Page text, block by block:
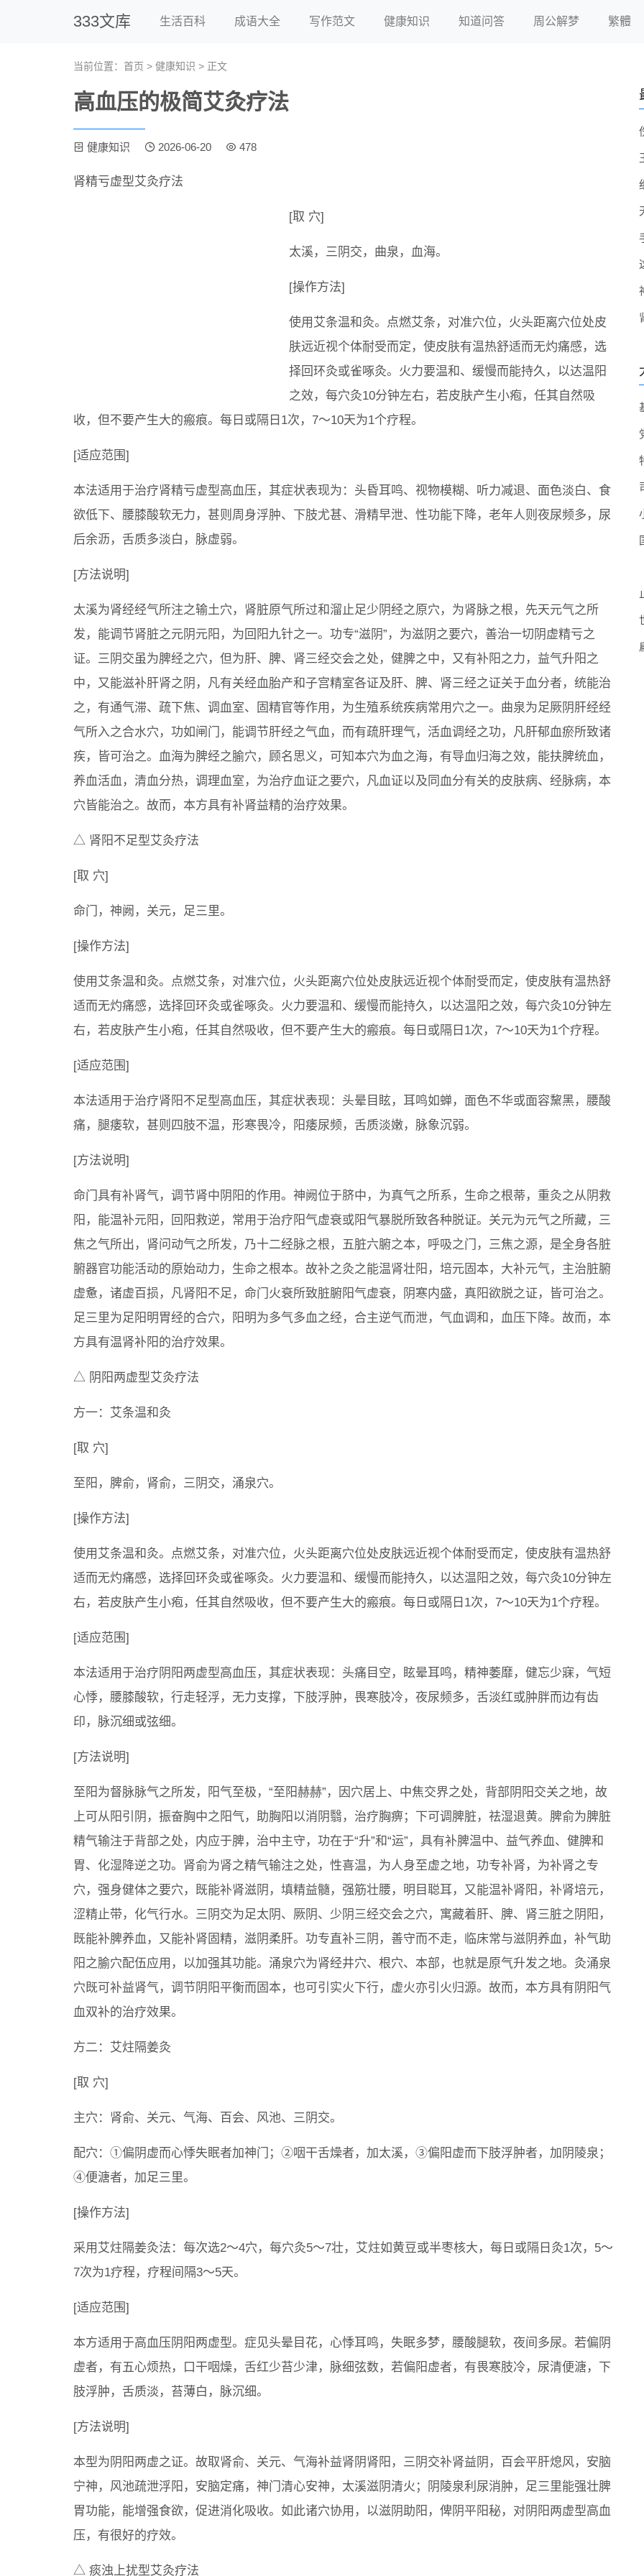
333文库 生活百科 成语大全 写作范文 健康知识 知道问答 周公解梦 繁體
当前位置： 首页 > 健康知识 > 正文
高血压的极简艾灸疗法
健康知识 2026-06-20 478
肾精亏虚型艾灸疗法
[取 穴]
太溪，三阴交，曲泉，血海。
[操作方法]
使用艾条温和灸。点燃艾条，对准穴位，火头距离穴位处皮
肤远近视个体耐受而定，使皮肤有温热舒适而无灼痛感，选
择回环灸或雀啄灸。火力要温和、缓慢而能持久，以达温阳
之效，每穴灸10分钟左右，若皮肤产生小疱，任其自然吸
收，但不要产生大的瘢痕。每日或隔日1次，7～10天为1个疗程。
[适应范围]
本法适用于治疗肾精亏虚型高血压，其症状表现为：头昏耳鸣、视物模糊、听力减退、面色淡白、食
欲低下、腰膝酸软无力，甚则周身浮肿、下肢尤甚、滑精早泄、性功能下降，老年人则夜尿频多，尿
后余沥，舌质多淡白，脉虚弱。
[方法说明]
太溪为肾经经气所注之输土穴，肾脏原气所过和溜止足少阴经之原穴，为肾脉之根，先天元气之所
发，能调节肾脏之元阴元阳，为回阳九针之一。功专“滋阴”，为滋阴之要穴，善治一切阴虚精亏之
证。三阴交虽为脾经之穴，但为肝、脾、肾三经交会之处，健脾之中，又有补阳之力，益气升阳之
中，又能滋补肝肾之阴，凡有关经血胎产和子宫精室各证及肝、脾、肾三经之证关于血分者，统能治
之，有通气滞、疏下焦、调血室、固精官等作用，为生殖系统疾病常用穴之一。曲泉为足厥阴肝经经
气所入之合水穴，功如闸门，能调节肝经之气血，而有疏肝理气，活血调经之功，凡肝郁血瘀所致诸
疾，皆可治之。血海为脾经之腧穴，顾名思义，可知本穴为血之海，有导血归海之效，能扶脾统血，
养血活血，清血分热，调理血室，为治疗血证之要穴，凡血证以及同血分有关的皮肤病、经脉病，本
穴皆能治之。故而，本方具有补肾益精的治疗效果。
△ 肾阳不足型艾灸疗法
[取 穴]
命门，神阙，关元，足三里。
[操作方法]
使用艾条温和灸。点燃艾条，对准穴位，火头距离穴位处皮肤远近视个体耐受而定，使皮肤有温热舒
适而无灼痛感，选择回环灸或雀啄灸。火力要温和、缓慢而能持久，以达温阳之效，每穴灸10分钟左
右，若皮肤产生小疱，任其自然吸收，但不要产生大的瘢痕。每日或隔日1次，7～10天为1个疗程。
[适应范围]
本法适用于治疗肾阳不足型高血压，其症状表现：头晕目眩，耳鸣如蝉，面色不华或面容黧黑，腰酸
痛，腿痿软，甚则四肢不温，形寒畏冷，阳痿尿频，舌质淡嫩，脉象沉弱。
[方法说明]
命门具有补肾气，调节肾中阴阳的作用。神阙位于脐中，为真气之所系，生命之根蒂，重灸之从阴救
阳，能温补元阳，回阳救逆，常用于治疗阳气虚衰或阳气暴脱所致各种脱证。关元为元气之所藏，三
焦之气所出，肾问动气之所发，乃十二经脉之根，五脏六腑之本，呼吸之门，三焦之源，是全身各脏
腑器官功能活动的原始动力，生命之根本。故补之灸之能温肾壮阳，培元固本，大补元气，主治脏腑
虚惫，诸虚百损，凡肾阳不足，命门火衰所致脏腑阳气虚衰，阴寒内盛，真阳欲脱之证，皆可治之。
足三里为足阳明胃经的合穴，阳明为多气多血之经，合主逆气而泄，气血调和，血压下降。故而，本
方具有温肾补阳的治疗效果。
△ 阴阳两虚型艾灸疗法
方一：艾条温和灸
[取 穴]
至阳，脾俞，肾俞，三阴交，涌泉穴。
[操作方法]
使用艾条温和灸。点燃艾条，对准穴位，火头距离穴位处皮肤远近视个体耐受而定，使皮肤有温热舒
适而无灼痛感，选择回环灸或雀啄灸。火力要温和、缓慢而能持久，以达温阳之效，每穴灸10分钟左
右，若皮肤产生小疱，任其自然吸收，但不要产生大的瘢痕。每日或隔日1次，7～10天为1个疗程。
[适应范围]
本法适用于治疗阴阳两虚型高血压，其症状表现：头痛目空，眩晕耳鸣，精神萎靡，健忘少寐，气短
心悸，腰膝酸软，行走轻浮，无力支撑，下肢浮肿，畏寒肢冷，夜尿频多，舌淡红或肿胖而边有齿
印，脉沉细或弦细。
[方法说明]
至阳为督脉脉气之所发，阳气至极，“至阳赫赫”，因穴居上、中焦交界之处，背部阴阳交关之地，故
上可从阳引阴，振奋胸中之阳气，助胸阳以消阴翳，治疗胸痹；下可调脾脏，祛湿退黄。脾俞为脾脏
精气输注于背部之处，内应于脾，治中主守，功在于“升”和“运”，具有补脾温中、益气养血、健脾和
胃、化湿降逆之功。肾俞为肾之精气输注之处，性喜温，为人身至虚之地，功专补肾，为补肾之专
穴，强身健体之要穴，既能补肾滋阴，填精益髓，强筋壮腰，明目聪耳，又能温补肾阳，补肾培元，
涩精止带，化气行水。三阴交为足太阴、厥阴、少阴三经交会之穴，寓藏着肝、脾、肾三脏之阴阳，
既能补脾养血，又能补肾固精，滋阴柔肝。功专直补三阴，善守而不走，临床常与滋阴养血，补气助
阳之腧穴配伍应用，以加强其功能。涌泉穴为肾经井穴、根穴、本部，也就是原气升发之地。灸涌泉
穴既可补益肾气，调节阴阳平衡而固本，也可引实火下行，虚火亦引火归源。故而，本方具有阴阳气
血双补的治疗效果。
方二：艾炷隔姜灸
[取 穴]
主穴：肾俞、关元、气海、百会、风池、三阴交。
配穴：①偏阴虚而心悸失眠者加神门；②咽干舌燥者，加太溪，③偏阳虚而下肢浮肿者，加阴陵泉；
④便溏者，加足三里。
[操作方法]
采用艾炷隔姜灸法：每次选2～4穴，每穴灸5～7壮，艾炷如黄豆或半枣核大，每日或隔日灸1次，5～
7次为1疗程，疗程间隔3～5天。
[适应范围]
本方适用于高血压阴阳两虚型。症见头晕目花，心悸耳鸣，失眠多梦，腰酸腿软，夜间多尿。若偏阴
虚者，有五心烦热，口干咽燥，舌红少苔少津，脉细弦数，若偏阳虚者，有畏寒肢冷，尿清便溏，下
肢浮肿，舌质淡，苔薄白，脉沉细。
[方法说明]
本型为阴阳两虚之证。故取肾俞、关元、气海补益肾阴肾阳，三阴交补肾益阴，百会平肝熄风，安脑
宁神，风池疏泄浮阳，安脑定痛，神门清心安神，太溪滋阴清火；阴陵泉利尿消肿，足三里能强壮脾
胃功能，能增强食欲，促进消化吸收。如此诸穴协用，以滋阴助阳，俾阴平阳秘，对阴阳两虚型高血
压，有很好的疗效。
△ 痰浊上扰型艾灸疗法